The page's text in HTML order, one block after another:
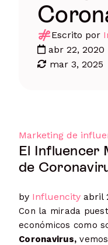
Escrito por
abr 22, 2020
mar 3, 2025
Marketing de
El Influencer
de
by Influencity abril
Con la mirada
económicos como
Coronavirus,